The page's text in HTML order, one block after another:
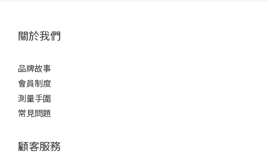
關於我們
品牌故事
會員制度
測量手圍
常見問題
顧客服務